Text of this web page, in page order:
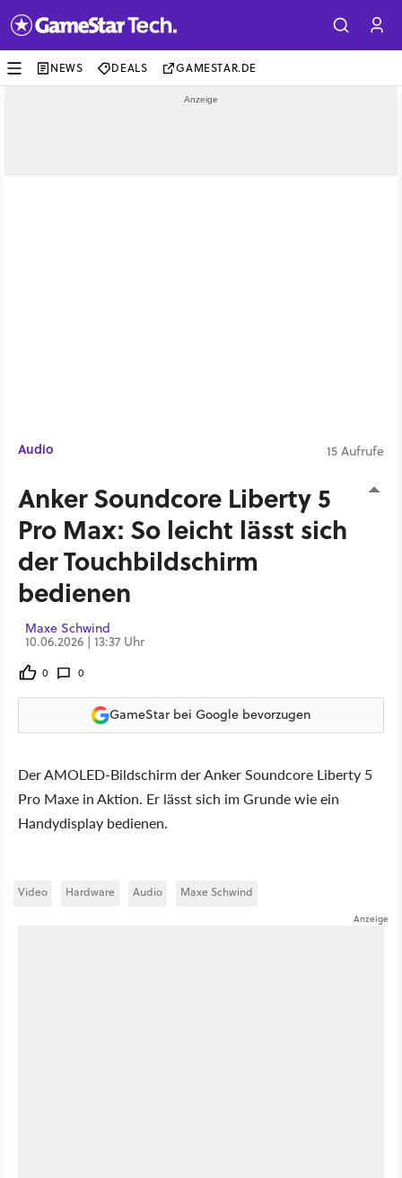
NEWS DEALS GAMESTAR.DE
Audio 15 Aufrufe
Anker Soundcore Liberty 5
Pro Max: So leicht lässt sich
der Touchbildschirm
bedienen
Maxe Schwind
10.06.2026 | 13:37 Uhr
0 0
GameStar bei Google bevorzugen
Der AMOLED-Bildschirm der Anker Soundcore Liberty 5
Pro Maxe in Aktion. Er lässt sich im Grunde wie ein
Handydisplay bedienen.
Video Hardware Audio Maxe Schwind